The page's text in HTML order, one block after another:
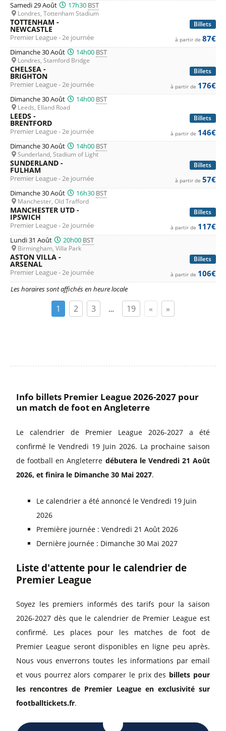
Les horaires sont affichés en heure locale
Samedi 29 Août 17h30 BST
Londres, Tottenham Stadium
Billets
TOTTENHAM -
NEWCASTLE
Premier League - 2e journée à partir de 87€
Dimanche 30 Août 14h00 BST
Londres, Stamford Bridge
Billets
CHELSEA -
BRIGHTON
Premier League - 2e journée à partir de 176€
Dimanche 30 Août 14h00 BST
Leeds, Elland Road
Billets
LEEDS -
BRENTFORD
Premier League - 2e journée à partir de 146€
Dimanche 30 Août 14h00 BST
Sunderland, Stadium of Light
Billets
SUNDERLAND -
FULHAM
Premier League - 2e journée à partir de 57€
Dimanche 30 Août 16h30 BST
Manchester, Old Trafford
Billets
MANCHESTER UTD -
IPSWICH
Premier League - 2e journée à partir de 117€
Lundi 31 Août 20h00 BST
Birmingham, Villa Park
Billets
ASTON VILLA -
ARSENAL
Premier League - 2e journée à partir de 106€
1 2 3 … 19 « »
Info billets Premier League 2026-2027 pour
un match de foot en Angleterre
Le calendrier de Premier League 2026-2027 a été
confirmé le Vendredi 19 Juin 2026. La prochaine saison
de football en Angleterre débutera le Vendredi 21 Août
2026, et finira le Dimanche 30 Mai 2027.
Le calendrier a été annoncé le Vendredi 19 Juin
2026
Première journée : Vendredi 21 Août 2026
Dernière journée : Dimanche 30 Mai 2027
Liste d'attente pour le calendrier de
Premier League
Soyez les premiers informés des tarifs pour la saison
2026-2027 dès que le calendrier de Premier League est
confirmé. Les places pour les matches de foot de
Premier League seront disponibles en ligne peu après.
Nous vous enverrons toutes les informations par email
et vous pourrez alors comparer le prix des billets pour
les rencontres de Premier League en exclusivité sur
footballtickets.fr.